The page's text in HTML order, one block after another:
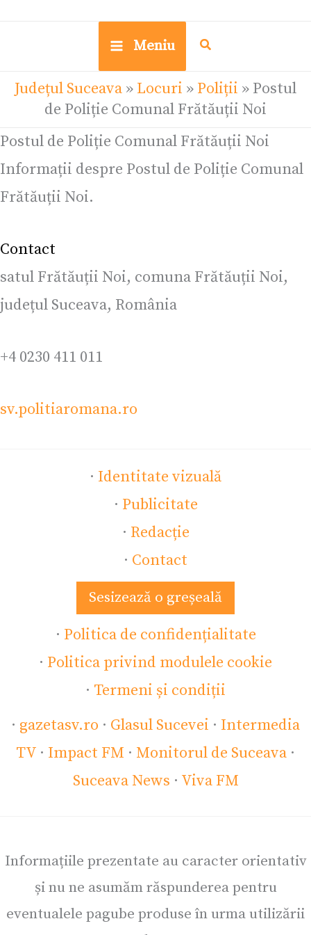
Meniu
Județul Suceava » Locuri » Poliții » Postul
de Poliție Comunal Frătăuții Noi
Postul de Poliție Comunal Frătăuții Noi
Informații despre Postul de Poliție Comunal
Frătăuții Noi.
Contact
satul Frătăuții Noi, comuna Frătăuții Noi,
județul Suceava, România
+4 0230 411 011
sv.politiaromana.ro
· Identitate vizuală
· Publicitate
· Redacție
· Contact
Sesizează o greșeală
· Politica de confidențialitate
· Politica privind modulele cookie
· Termeni și condiții
· gazetasv.ro · Glasul Sucevei · Intermedia
TV · Impact FM · Monitorul de Suceava ·
Suceava News · Viva FM
Informațiile prezentate au caracter orientativ
și nu ne asumăm răspunderea pentru
eventualele pagube produse în urma utilizării